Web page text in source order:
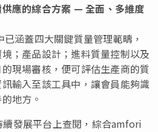
應的綜合方案 — 全面、 多維度
涵蓋四大關鍵質量管理範疇，
；產品設計；進料質量控制以及
現場審核，便可評估生產商的質
輸入至該工具中，讓會員能夠識
地方。
發展平台上查閱，綜合amfori